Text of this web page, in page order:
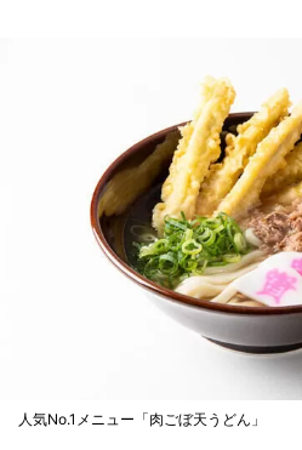
人気No.1メニュー「肉ごぼ天うどん」